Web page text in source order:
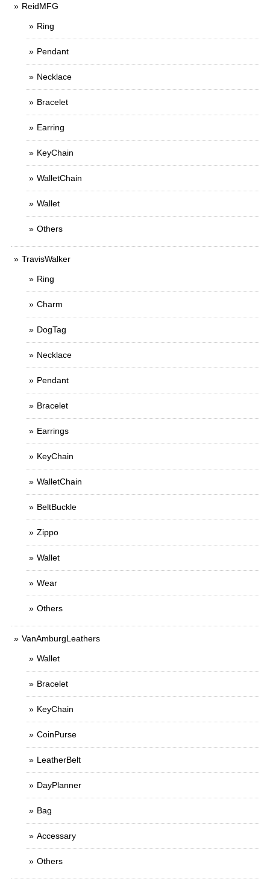
ReidMFG
Ring
Pendant
Necklace
Bracelet
Earring
KeyChain
WalletChain
Wallet
Others
TravisWalker
Ring
Charm
DogTag
Necklace
Pendant
Bracelet
Earrings
KeyChain
WalletChain
BeltBuckle
Zippo
Wallet
Wear
Others
VanAmburgLeathers
Wallet
Bracelet
KeyChain
CoinPurse
LeatherBelt
DayPlanner
Bag
Accessary
Others